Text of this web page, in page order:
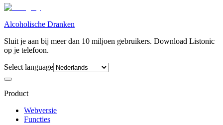
Alcoholische Dranken
Sluit je aan bij meer dan 10 miljoen gebruikers. Download Listonic
op je telefoon.
Select language
Product
Webversie
Functies